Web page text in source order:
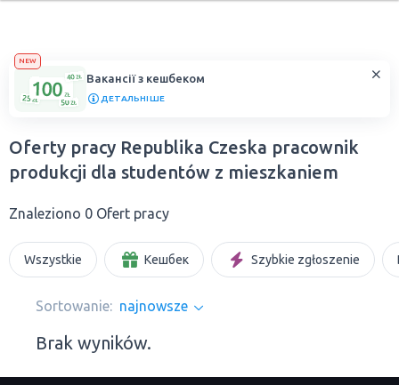
NEW
Вакансії з кешбеком
ДЕТАЛЬНІШЕ
Oferty pracy Republika Czeska pracownik
produkcji dla studentów z mieszkaniem
Znaleziono 0 Ofert pracy
Wszystkie Кешбек Szybkie zgłoszenie
Sortowanie: najnowsze
Brak wyników.